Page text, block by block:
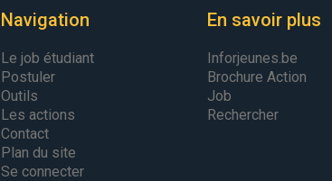
Navigation
Le job étudiant
Postuler
Outils
Les actions
Contact
Plan du site
Se connecter
En savoir plus
Inforjeunes.be
Brochure Action
Job
Rechercher